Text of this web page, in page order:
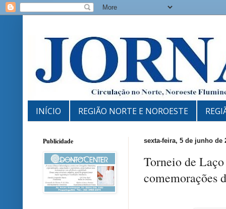
INÍCIO REGIÃO NORTE E NOROESTE
sexta-feira, 5 de junho de
Torneio de
comemorações
Publicidade